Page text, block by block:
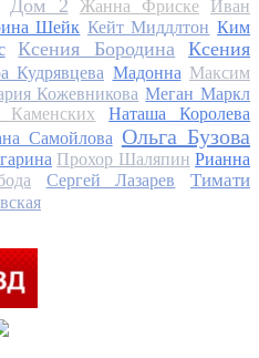
Дом 2 Жанна Фриске
Иван
Шейк Кейт Миддлтон Ким
Ксения Бородина
Ксения
Кудрявцева Мадонна Максим
Кожевникова Меган Маркл
Каменских
Наташа Королева
Самойлова Ольга Бузова
Прохор Шаляпин Рианна
Сергей Лазарев
Тимати